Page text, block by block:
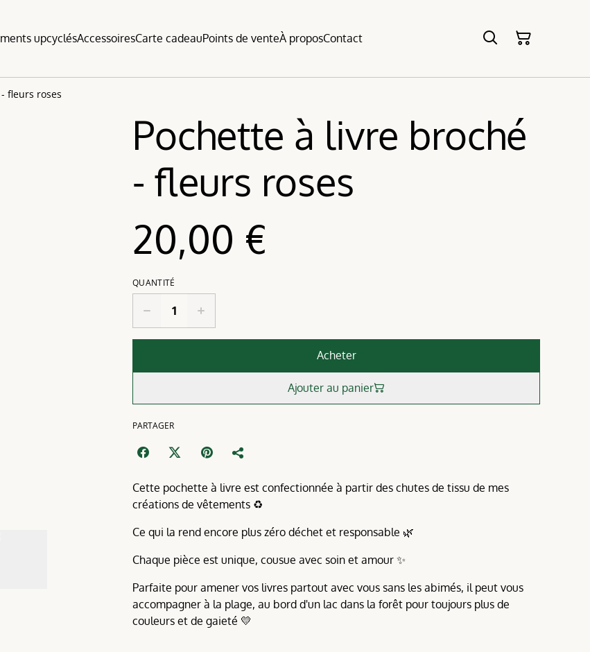
upcyclésAccessoiresCarte cadeauPoints de venteÀ proposContact
fleurs roses
Pochette à livre broché
- fleurs roses
20,00 €
QUANTITÉ
Acheter
Ajouter au panier
PARTAGER
Cette pochette à livre est confectionnée à partir des chutes de tissu de mes
créations de vêtements ♻️
Ce qui la rend encore plus zéro déchet et responsable 🌿
Chaque pièce est unique, cousue avec soin et amour ✨
Parfaite pour amener vos livres partout avec vous sans les abimés, il peut vous
accompagner à la plage, au bord d'un lac dans la forêt pour toujours plus de
couleurs et de gaieté 💛